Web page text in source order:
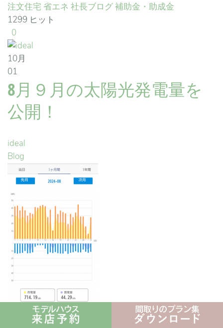
注文住宅 省エネ 社長ブログ補助金・助成金
1299 ヒット
0
10月
01
8月９月の太陽光発電量を
公開！
ideal
Blog